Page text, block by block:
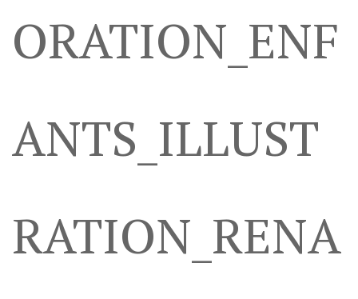
ORATION_ENF
ANTS_ILLUST
RATION_RENA